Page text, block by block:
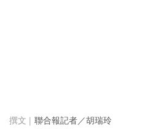
聯合報記者／胡瑞玲